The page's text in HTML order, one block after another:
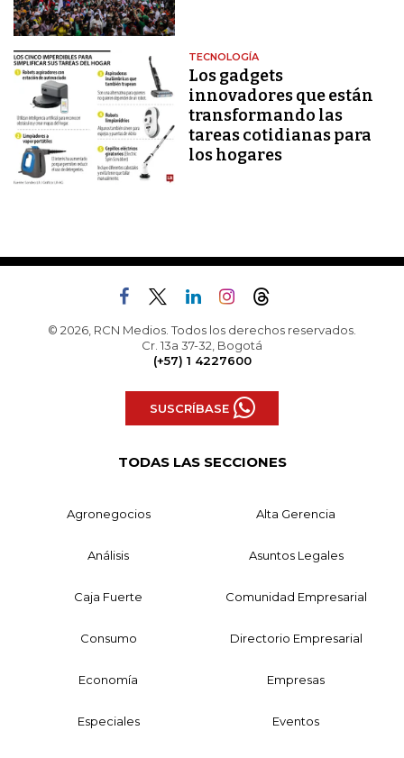
TECNOLOGÍA
Los gadgets
innovadores que están
transformando las
tareas cotidianas para
los hogares
© 2026, RCN Medios. Todos los derechos reservados.
Cr. 13a 37-32, Bogotá
(+57) 1 4227600
SUSCRÍBASE
TODAS LAS SECCIONES
Agronegocios Alta Gerencia
Análisis Asuntos Legales
Caja Fuerte Comunidad Empresarial
Consumo Directorio Empresarial
Economía Empresas
Especiales Eventos